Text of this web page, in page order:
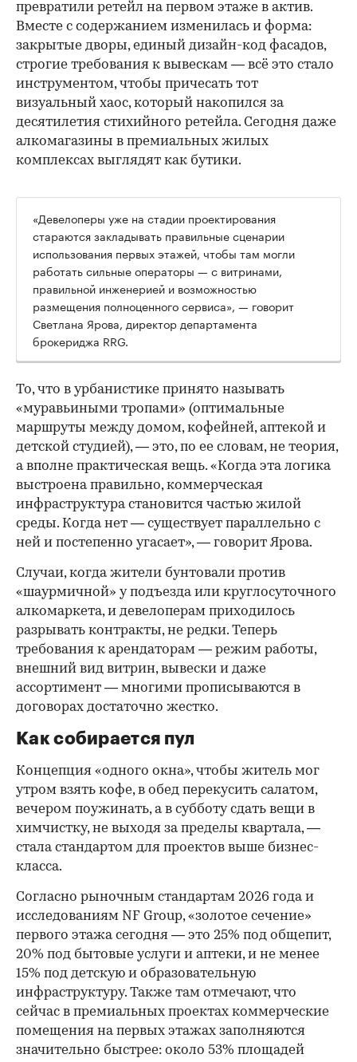
превратили ретейл на первом этаже в актив.
Вместе с содержанием изменилась и форма:
закрытые дворы, единый дизайн-код фасадов,
строгие требования к вывескам — всё это стало
инструментом, чтобы причесать тот
визуальный хаос, который накопился за
десятилетия стихийного ретейла. Сегодня даже
алкомагазины в премиальных жилых
комплексах выглядят как бутики.
00:00
«Девелоперы уже на стадии проектирования
стараются закладывать правильные сценарии
использования первых этажей, чтобы там могли
работать сильные операторы — с витринами,
правильной инженерией и возможностью
размещения полноценного сервиса», — говорит
Светлана Ярова, директор департамента
брокериджа RRG.
То, что в урбанистике принято называть
«муравьиными тропами» (оптимальные
маршруты между домом, кофейней, аптекой и
детской студией), — это, по ее словам, не теория,
а вполне практическая вещь. «Когда эта логика
выстроена правильно, коммерческая
инфраструктура становится частью жилой
среды. Когда нет — существует параллельно с
ней и постепенно угасает», — говорит Ярова.
Случаи, когда жители бунтовали против
«шаурмичной» у подъезда или круглосуточного
алкомаркета, и девелоперам приходилось
разрывать контракты, не редки. Теперь
требования к арендаторам — режим работы,
внешний вид витрин, вывески и даже
ассортимент — многими прописываются в
договорах достаточно жестко.
Как собирается пул
Концепция «одного окна», чтобы житель мог
утром взять кофе, в обед перекусить салатом,
вечером поужинать, а в субботу сдать вещи в
химчистку, не выходя за пределы квартала, —
стала стандартом для проектов выше бизнес-
класса.
Согласно рыночным стандартам 2026 года и
исследованиям NF Group, «золотое сечение»
первого этажа сегодня — это 25% под общепит,
20% под бытовые услуги и аптеки, и не менее
15% под детскую и образовательную
инфраструктуру. Также там отмечают, что
сейчас в премиальных проектах коммерческие
помещения на первых этажах заполняются
значительно быстрее: около 53% площадей